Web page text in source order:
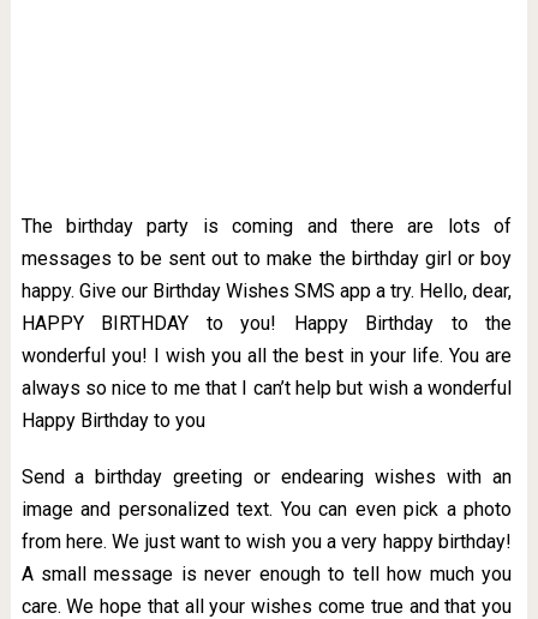
The birthday party is coming and there are lots of
messages to be sent out to make the birthday girl or boy
happy. Give our Birthday Wishes SMS app a try. Hello, dear,
HAPPY BIRTHDAY to you! Happy Birthday to the
wonderful you! I wish you all the best in your life. You are
always so nice to me that I can’t help but wish a wonderful
Happy Birthday to you
Send a birthday greeting or endearing wishes with an
image and personalized text. You can even pick a photo
from here. We just want to wish you a very happy birthday!
A small message is never enough to tell how much you
care. We hope that all your wishes come true and that you